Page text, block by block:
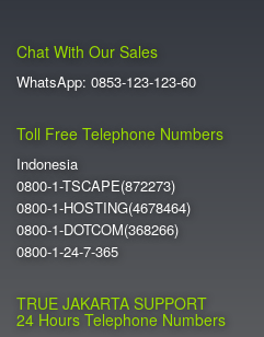
Chat With Our Sales
WhatsApp: 0853-123-123-60
Toll Free Telephone Numbers
Indonesia
0800-1-TSCAPE(872273)
0800-1-HOSTING(4678464)
0800-1-DOTCOM(368266)
0800-1-24-7-365
TRUE JAKARTA SUPPORT
24 Hours Telephone Numbers